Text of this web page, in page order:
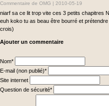
Commentaire de OMG | 2010-05-19
niarf sa ce lit trop vite ces 3 petits chapitres
euh koko tu as beau être bourré et
crois)
Ajouter un commentaire
Champ
obligatoire
Nom*
Champ
obligatoire
E-mail (non publié)*
Site internet
Champ
obligatoire
Question de sécurité*